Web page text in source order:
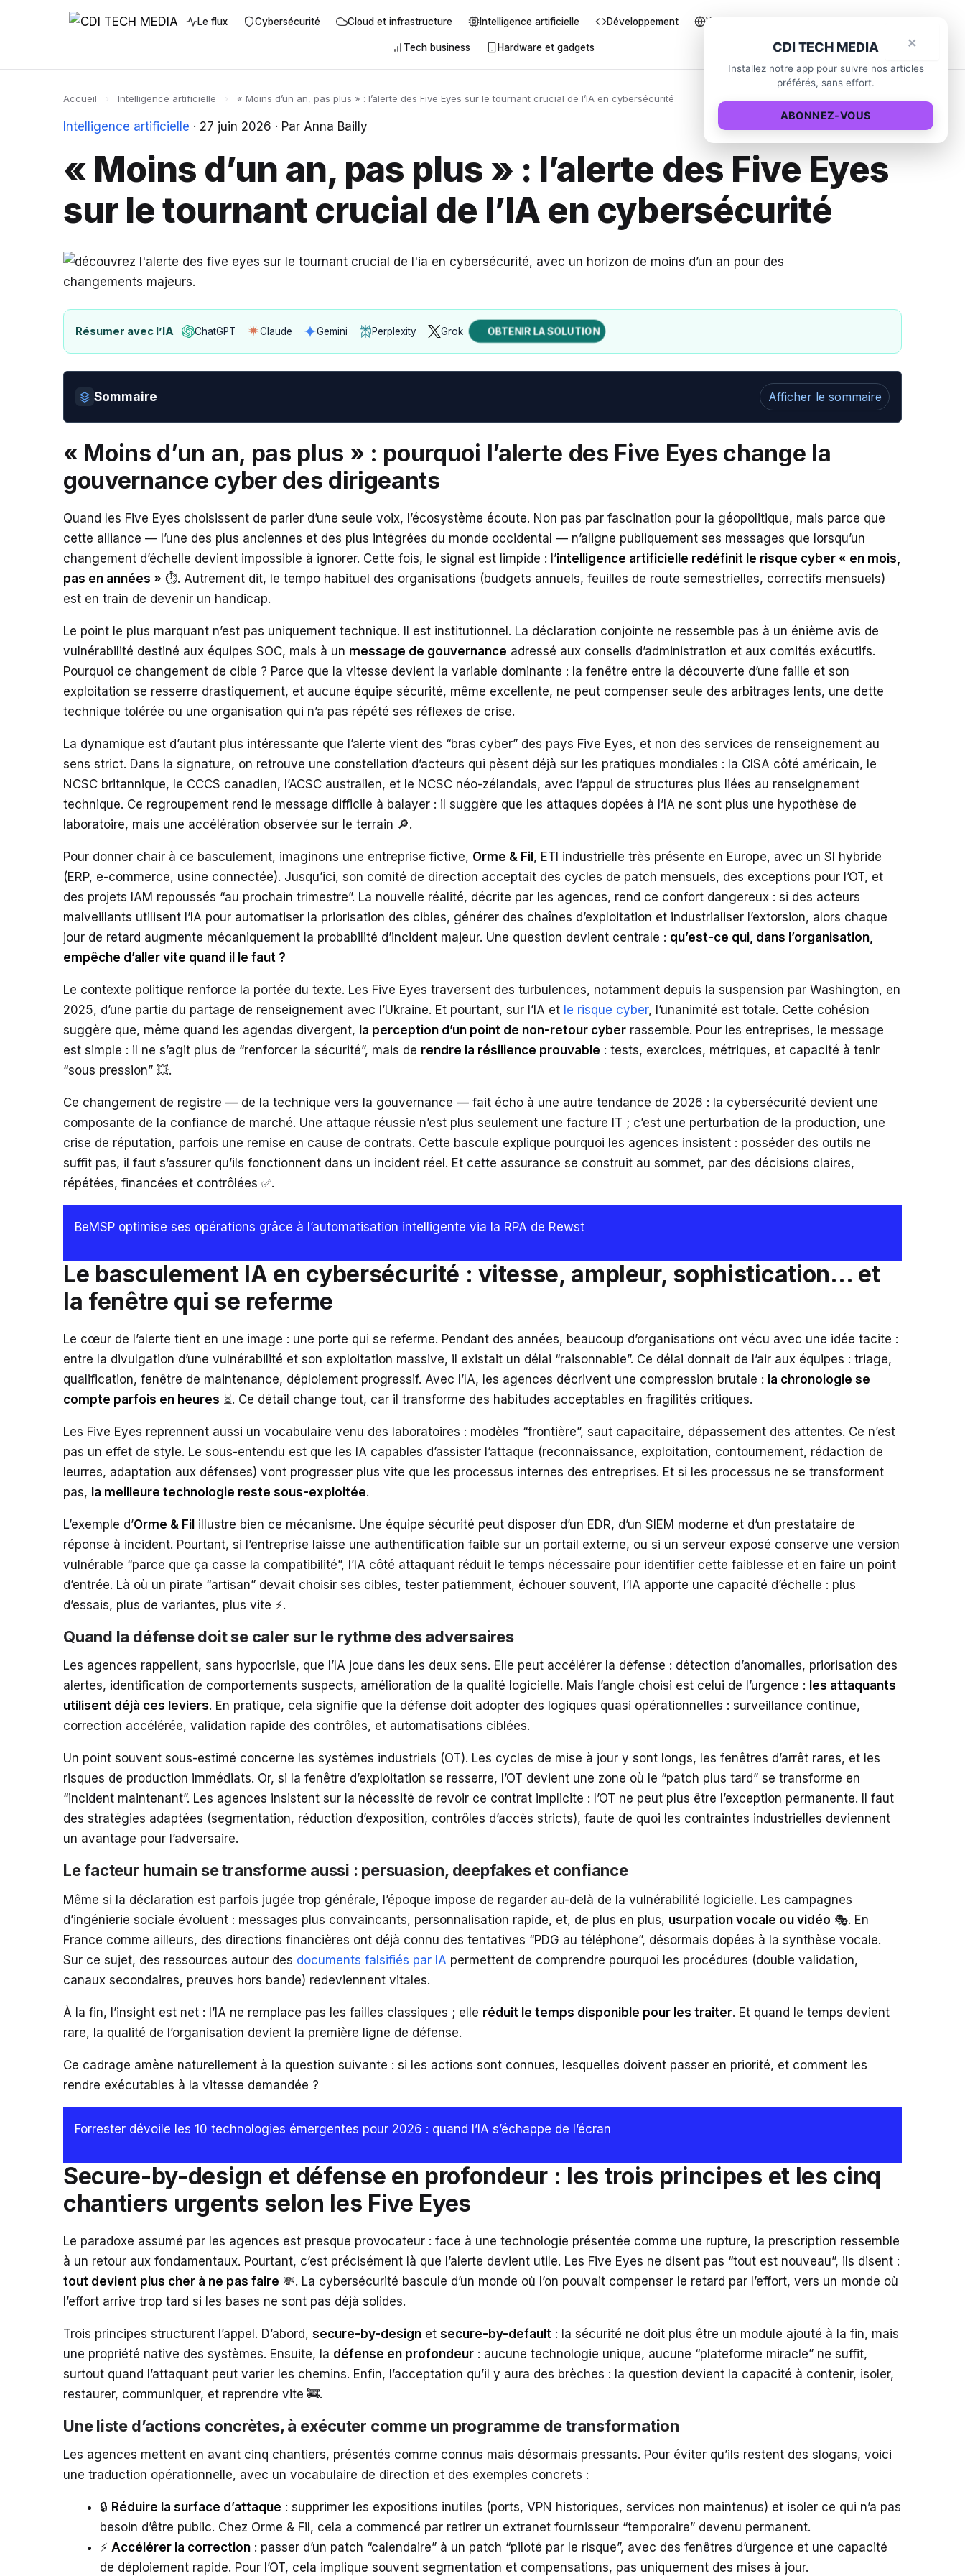
Le flux Cybersécurité Cloud et infrastructure Intelligence artificielle Développement Web et e-commerce
Tech business Hardware et gadgets
Accueil › Intelligence artificielle › « Moins d’un an, pas plus » : l’alerte des Five Eyes sur le tournant crucial de l’IA en cybersécurité
Intelligence artificielle · 27 juin 2026 · Par Anna Bailly
« Moins d’un an, pas plus » : l’alerte des Five Eyes
sur le tournant crucial de l’IA en cybersécurité
Résumer avec l’IA ChatGPT
Ouvrir
avec
Claude
Ouvrir
avec
Gemini
Ouvrir
avec
Perplexity
Ouvrir
avec
Grok
Ouvrir
avec
OBTENIR LA SOLUTION
Sommaire Afficher le sommaire
« Moins d’un an, pas plus » : pourquoi l’alerte des Five Eyes change la
gouvernance cyber des dirigeants
Quand les Five Eyes choisissent de parler d’une seule voix, l’écosystème écoute. Non pas par fascination pour la géopolitique, mais parce que
cette alliance — l’une des plus anciennes et des plus intégrées du monde occidental — n’aligne publiquement ses messages que lorsqu’un
changement d’échelle devient impossible à ignorer. Cette fois, le signal est limpide : l’intelligence artificielle redéfinit le risque cyber « en mois,
pas en années » ⏱️. Autrement dit, le tempo habituel des organisations (budgets annuels, feuilles de route semestrielles, correctifs mensuels)
est en train de devenir un handicap.
Le point le plus marquant n’est pas uniquement technique. Il est institutionnel. La déclaration conjointe ne ressemble pas à un énième avis de
vulnérabilité destiné aux équipes SOC, mais à un message de gouvernance adressé aux conseils d’administration et aux comités exécutifs.
Pourquoi ce changement de cible ? Parce que la vitesse devient la variable dominante : la fenêtre entre la découverte d’une faille et son
exploitation se resserre drastiquement, et aucune équipe sécurité, même excellente, ne peut compenser seule des arbitrages lents, une dette
technique tolérée ou une organisation qui n’a pas répété ses réflexes de crise.
La dynamique est d’autant plus intéressante que l’alerte vient des “bras cyber” des pays Five Eyes, et non des services de renseignement au
sens strict. Dans la signature, on retrouve une constellation d’acteurs qui pèsent déjà sur les pratiques mondiales : la CISA côté américain, le
NCSC britannique, le CCCS canadien, l’ACSC australien, et le NCSC néo-zélandais, avec l’appui de structures plus liées au renseignement
technique. Ce regroupement rend le message difficile à balayer : il suggère que les attaques dopées à l’IA ne sont plus une hypothèse de
laboratoire, mais une accélération observée sur le terrain 🔎.
Pour donner chair à ce basculement, imaginons une entreprise fictive, Orme & Fil, ETI industrielle très présente en Europe, avec un SI hybride
(ERP, e-commerce, usine connectée). Jusqu’ici, son comité de direction acceptait des cycles de patch mensuels, des exceptions pour l’OT, et
des projets IAM repoussés “au prochain trimestre”. La nouvelle réalité, décrite par les agences, rend ce confort dangereux : si des acteurs
malveillants utilisent l’IA pour automatiser la priorisation des cibles, générer des chaînes d’exploitation et industrialiser l’extorsion, alors chaque
jour de retard augmente mécaniquement la probabilité d’incident majeur. Une question devient centrale : qu’est-ce qui, dans l’organisation,
empêche d’aller vite quand il le faut ?
Le contexte politique renforce la portée du texte. Les Five Eyes traversent des turbulences, notamment depuis la suspension par Washington, en
2025, d’une partie du partage de renseignement avec l’Ukraine. Et pourtant, sur l’IA et le risque cyber, l’unanimité est totale. Cette cohésion
suggère que, même quand les agendas divergent, la perception d’un point de non-retour cyber rassemble. Pour les entreprises, le message
est simple : il ne s’agit plus de “renforcer la sécurité”, mais de rendre la résilience prouvable : tests, exercices, métriques, et capacité à tenir
“sous pression” 💥.
Ce changement de registre — de la technique vers la gouvernance — fait écho à une autre tendance de 2026 : la cybersécurité devient une
composante de la confiance de marché. Une attaque réussie n’est plus seulement une facture IT ; c’est une perturbation de la production, une
crise de réputation, parfois une remise en cause de contrats. Cette bascule explique pourquoi les agences insistent : posséder des outils ne
suffit pas, il faut s’assurer qu’ils fonctionnent dans un incident réel. Et cette assurance se construit au sommet, par des décisions claires,
répétées, financées et contrôlées ✅.
BeMSP optimise ses opérations grâce à l’automatisation intelligente via la RPA de Rewst
Le basculement IA en cybersécurité : vitesse, ampleur, sophistication… et
la fenêtre qui se referme
Le cœur de l’alerte tient en une image : une porte qui se referme. Pendant des années, beaucoup d’organisations ont vécu avec une idée tacite :
entre la divulgation d’une vulnérabilité et son exploitation massive, il existait un délai “raisonnable”. Ce délai donnait de l’air aux équipes : triage,
qualification, fenêtre de maintenance, déploiement progressif. Avec l’IA, les agences décrivent une compression brutale : la chronologie se
compte parfois en heures ⏳. Ce détail change tout, car il transforme des habitudes acceptables en fragilités critiques.
Les Five Eyes reprennent aussi un vocabulaire venu des laboratoires : modèles “frontière”, saut capacitaire, dépassement des attentes. Ce n’est
pas un effet de style. Le sous-entendu est que les IA capables d’assister l’attaque (reconnaissance, exploitation, contournement, rédaction de
leurres, adaptation aux défenses) vont progresser plus vite que les processus internes des entreprises. Et si les processus ne se transforment
pas, la meilleure technologie reste sous-exploitée.
L’exemple d’Orme & Fil illustre bien ce mécanisme. Une équipe sécurité peut disposer d’un EDR, d’un SIEM moderne et d’un prestataire de
réponse à incident. Pourtant, si l’entreprise laisse une authentification faible sur un portail externe, ou si un serveur exposé conserve une version
vulnérable “parce que ça casse la compatibilité”, l’IA côté attaquant réduit le temps nécessaire pour identifier cette faiblesse et en faire un point
d’entrée. Là où un pirate “artisan” devait choisir ses cibles, tester patiemment, échouer souvent, l’IA apporte une capacité d’échelle : plus
d’essais, plus de variantes, plus vite ⚡.
Quand la défense doit se caler sur le rythme des adversaires
Les agences rappellent, sans hypocrisie, que l’IA joue dans les deux sens. Elle peut accélérer la défense : détection d’anomalies, priorisation des
alertes, identification de comportements suspects, amélioration de la qualité logicielle. Mais l’angle choisi est celui de l’urgence : les attaquants
utilisent déjà ces leviers. En pratique, cela signifie que la défense doit adopter des logiques quasi opérationnelles : surveillance continue,
correction accélérée, validation rapide des contrôles, et automatisations ciblées.
Un point souvent sous-estimé concerne les systèmes industriels (OT). Les cycles de mise à jour y sont longs, les fenêtres d’arrêt rares, et les
risques de production immédiats. Or, si la fenêtre d’exploitation se resserre, l’OT devient une zone où le “patch plus tard” se transforme en
“incident maintenant”. Les agences insistent sur la nécessité de revoir ce contrat implicite : l’OT ne peut plus être l’exception permanente. Il faut
des stratégies adaptées (segmentation, réduction d’exposition, contrôles d’accès stricts), faute de quoi les contraintes industrielles deviennent
un avantage pour l’adversaire.
Le facteur humain se transforme aussi : persuasion, deepfakes et confiance
Même si la déclaration est parfois jugée trop générale, l’époque impose de regarder au-delà de la vulnérabilité logicielle. Les campagnes
d’ingénierie sociale évoluent : messages plus convaincants, personnalisation rapide, et, de plus en plus, usurpation vocale ou vidéo 🎭. En
France comme ailleurs, des directions financières ont déjà connu des tentatives “PDG au téléphone”, désormais dopées à la synthèse vocale.
Sur ce sujet, des ressources autour des documents falsifiés par IA permettent de comprendre pourquoi les procédures (double validation,
canaux secondaires, preuves hors bande) redeviennent vitales.
À la fin, l’insight est net : l’IA ne remplace pas les failles classiques ; elle réduit le temps disponible pour les traiter. Et quand le temps devient
rare, la qualité de l’organisation devient la première ligne de défense.
Ce cadrage amène naturellement à la question suivante : si les actions sont connues, lesquelles doivent passer en priorité, et comment les
rendre exécutables à la vitesse demandée ?
Forrester dévoile les 10 technologies émergentes pour 2026 : quand l’IA s’échappe de l’écran
Secure-by-design et défense en profondeur : les trois principes et les cinq
chantiers urgents selon les Five Eyes
Le paradoxe assumé par les agences est presque provocateur : face à une technologie présentée comme une rupture, la prescription ressemble
à un retour aux fondamentaux. Pourtant, c’est précisément là que l’alerte devient utile. Les Five Eyes ne disent pas “tout est nouveau”, ils disent :
tout devient plus cher à ne pas faire 💸. La cybersécurité bascule d’un monde où l’on pouvait compenser le retard par l’effort, vers un monde où
l’effort arrive trop tard si les bases ne sont pas déjà solides.
Trois principes structurent l’appel. D’abord, secure-by-design et secure-by-default : la sécurité ne doit plus être un module ajouté à la fin, mais
une propriété native des systèmes. Ensuite, la défense en profondeur : aucune technologie unique, aucune “plateforme miracle” ne suffit,
surtout quand l’attaquant peut varier les chemins. Enfin, l’acceptation qu’il y aura des brèches : la question devient la capacité à contenir, isoler,
restaurer, communiquer, et reprendre vite 🚒.
Une liste d’actions concrètes, à exécuter comme un programme de transformation
Les agences mettent en avant cinq chantiers, présentés comme connus mais désormais pressants. Pour éviter qu’ils restent des slogans, voici
une traduction opérationnelle, avec un vocabulaire de direction et des exemples concrets :
🔒 Réduire la surface d’attaque : supprimer les expositions inutiles (ports, VPN historiques, services non maintenus) et isoler ce qui n’a pas
besoin d’être public. Chez Orme & Fil, cela a commencé par retirer un extranet fournisseur “temporaire” devenu permanent.
⚡ Accélérer la correction : passer d’un patch “calendaire” à un patch “piloté par le risque”, avec des fenêtres d’urgence et une capacité
de déploiement rapide. Pour l’OT, cela implique souvent segmentation et compensations, pas uniquement des mises à jour.
×
CDI TECH MEDIA
Installez notre app pour suivre nos articles
préférés, sans effort.
ABONNEZ-VOUS